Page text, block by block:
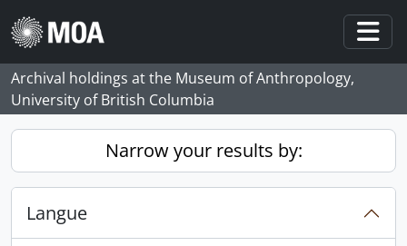
Skip to main content
Archival holdings at the Museum of Anthropology,
University of British Columbia
Narrow your results by:
Langue